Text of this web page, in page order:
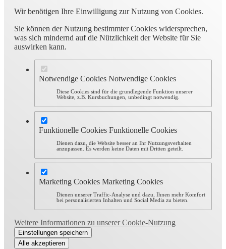
Wir benötigen Ihre Einwilligung zur Nutzung von Cookies.
Sie können der Nutzung bestimmter Cookies widersprechen,
was sich mindernd auf die Nützlichkeit der Website für Sie
auswirken kann.
Notwendige Cookies Notwendige Cookies
Diese Cookies sind für die grundlegende Funktion unserer
Website, z.B. Kursbuchungen, unbedingt notwendig.
Funktionelle Cookies Funktionelle Cookies
Dienen dazu, die Website besser an Ihr Nutzungsverhalten
anzupassen. Es werden keine Daten mit Dritten geteilt.
Marketing Cookies Marketing Cookies
Dienen unserer Traffic-Analyse und dazu, Ihnen mehr Komfort
bei personalisierten Inhalten und Social Media zu bieten.
Weitere Informationen zu unserer Cookie-Nutzung